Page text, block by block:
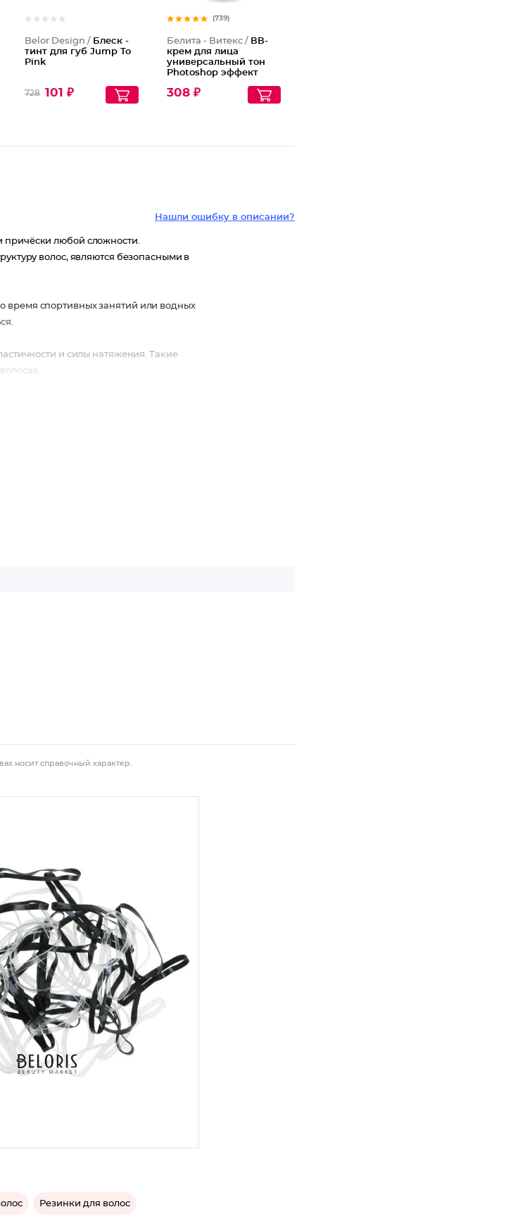
Belor Design / Блеск -
тинт для губ Jump To
Pink
728 101 ₽
(739)
Белита - Витекс / ВВ-
крем для лица
универсальный тон
Photoshop эффект
308 ₽
Нашли ошибку в описании?
причёски любой сложности.
волос, являются безопасными в
время спортивных занятий или водных
и силы натяжения. Такие
носит справочный характер.
Резинки для волос